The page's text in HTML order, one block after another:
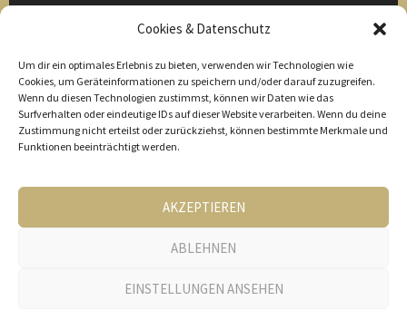
Cookies & Datenschutz
Um dir ein optimales Erlebnis zu bieten, verwenden wir Technologien wie
Cookies, um Geräteinformationen zu speichern und/oder darauf zuzugreifen.
Wenn du diesen Technologien zustimmst, können wir Daten wie das
Surfverhalten oder eindeutige IDs auf dieser Website verarbeiten. Wenn du deine
Zustimmung nicht erteilst oder zurückziehst, können bestimmte Merkmale und
Funktionen beeinträchtigt werden.
AKZEPTIEREN
ABLEHNEN
EINSTELLUNGEN ANSEHEN
Einfach bei uns melden und wir helfen euch euren Event zu
Michael Eberharter
Tel. 0664 1533568
Thomas Buchberger
Tel. 0650 9365078
© 2026 CIELA - Roland Brandner | Conny Fiechtl | Hansjörg